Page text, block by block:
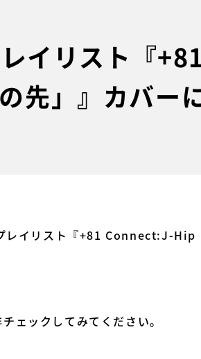
イリスト『
先」』カバー
イリスト『+81 Connect:J-Hip
ックしてみてください。